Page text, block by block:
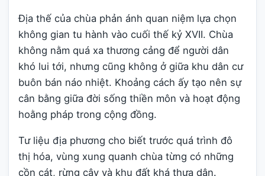
Địa thế của chùa phản ánh quan niệm lựa chọn
không gian tu hành vào cuối thế kỷ XVII. Chùa
không nằm quá xa thương cảng để người dân
khó lui tới, nhưng cũng không ở giữa khu dân cư
buôn bán náo nhiệt. Khoảng cách ấy tạo nên sự
cân bằng giữa đời sống thiền môn và hoạt động
hoằng pháp trong cộng đồng.
Tư liệu địa phương cho biết trước quá trình đô
thị hóa, vùng xung quanh chùa từng có những
cồn cát, rừng cây và khu đất khá thưa dân.